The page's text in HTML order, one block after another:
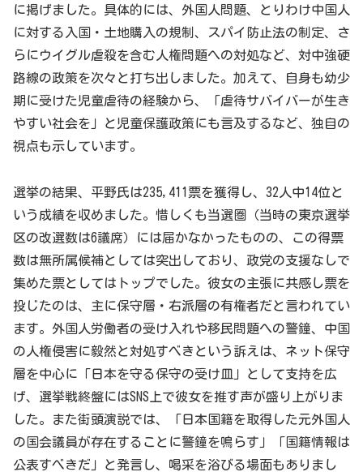
に掲げました。具体的には、外国人問題、とりわけ中国人
に対する入国・土地購入の規制、スパイ防止法の制定、さ
らにウイグル虐殺を含む人権問題への対処など、対中強硬
路線の政策を次々と打ち出しました。加えて、自身も幼少
期に受けた児童虐待の経験から、「虐待サバイバーが生き
やすい社会を」と児童保護政策にも言及するなど、独自の
視点も示しています。
選挙の結果、平野氏は235,411票を獲得し、32人中14位と
いう成績を収めました。惜しくも当選圏（当時の東京選挙
区の改選数は6議席）には届かなかったものの、この得票
数は無所属候補としては突出しており、政党の支援なしで
集めた票としてはトップでした。彼女の主張に共感し票を
投じたのは、主に保守層・右派層の有権者だと言われてい
ます。外国人労働者の受け入れや移民問題への警鐘、中国
の人権侵害に毅然と対処すべきという訴えは、ネット保守
層を中心に「日本を守る保守の受け皿」として支持を広
げ、選挙戦終盤にはSNS上で彼女を推す声が盛り上がりま
した。また街頭演説では、「日本国籍を取得した元外国人
の国会議員が存在することに警鐘を鳴らす」「国籍情報は
公表すべきだ」と発言し、喝采を浴びる場面もありまし